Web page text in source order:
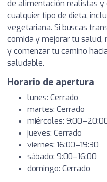
de alimentación realistas y
cualquier tipo de dieta,
vegetariana. Si buscas
comida y mejorar tu salud,
y comenzar tu camino
saludable.
Horario de apertura
lunes: Cerrado
martes: Cerrado
miércoles:
jueves: Cerrado
viernes: 16:00–19:30
sábado: 9:00–16:00
domingo: Cerrado